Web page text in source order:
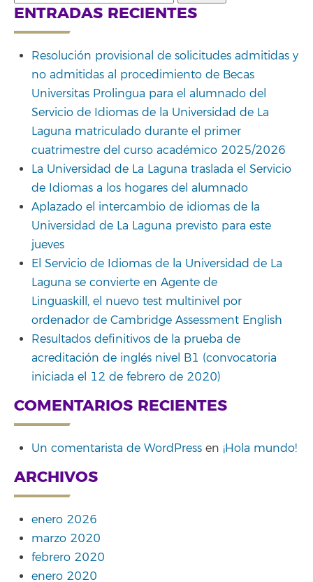
for:
ENTRADAS RECIENTES
Resolución provisional de solicitudes admitidas y
no admitidas al procedimiento de Becas
Universitas Prolingua para el alumnado del
Servicio de Idiomas de la Universidad de La
Laguna matriculado durante el primer
cuatrimestre del curso académico 2025/2026
La Universidad de La Laguna traslada el Servicio
de Idiomas a los hogares del alumnado
Aplazado el intercambio de idiomas de la
Universidad de La Laguna previsto para este
jueves
El Servicio de Idiomas de la Universidad de La
Laguna se convierte en Agente de
Linguaskill, el nuevo test multinivel por
ordenador de Cambridge Assessment English
Resultados definitivos de la prueba de
acreditación de inglés nivel B1 (convocatoria
iniciada el 12 de febrero de 2020)
COMENTARIOS RECIENTES
Un comentarista de WordPress en ¡Hola mundo!
ARCHIVOS
enero 2026
marzo 2020
febrero 2020
enero 2020